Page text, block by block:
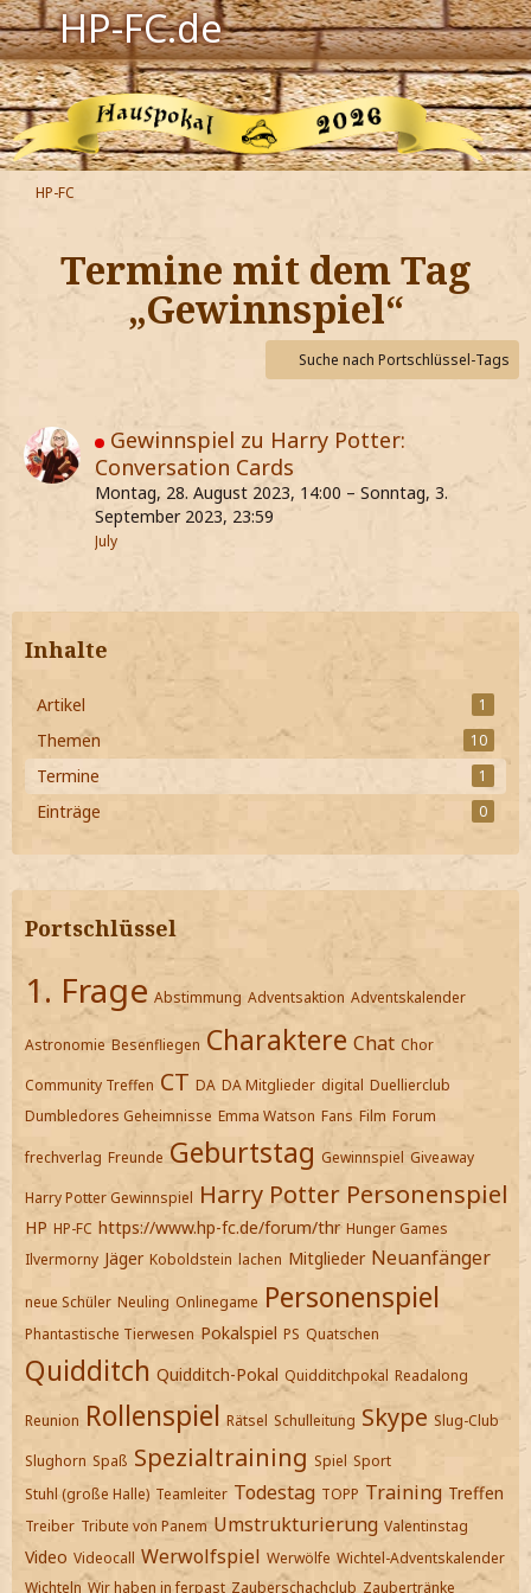
HP-FC.de
Navigation
Harry Potter
Der HP-FC
Hogwarts
Zauberwelt
Willkommen
Jetzt Fanclub-Mitglied werden!
HP-FC
Termine mit dem Tag
„Gewinnspiel“
Suche nach Portschlüssel-Tags
Gewinnspiel zu Harry Potter:
Conversation Cards
Montag, 28. August 2023, 14:00 – Sonntag, 3.
September 2023, 23:59
July
Inhalte
Artikel 1
Themen 10
Termine 1
Einträge 0
Portschlüssel
1. Frage Abstimmung Adventsaktion Adventskalender
Astronomie Besenfliegen Charaktere Chat Chor
Community Treffen CT DA DA Mitglieder digital Duellierclub
Dumbledores Geheimnisse Emma Watson Fans Film Forum
frechverlag Freunde Geburtstag Gewinnspiel Giveaway
Harry Potter Gewinnspiel Harry Potter Personenspiel
HP HP-FC https://www.hp-fc.de/forum/thr Hunger Games
Ilvermorny Jäger Koboldstein lachen Mitglieder Neuanfänger
neue Schüler Neuling Onlinegame Personenspiel
Phantastische Tierwesen Pokalspiel PS Quatschen
Quidditch Quidditch-Pokal Quidditchpokal Readalong
Reunion Rollenspiel Rätsel Schulleitung Skype Slug-Club
Slughorn Spaß Spezialtraining Spiel Sport
Stuhl (große Halle) Teamleiter Todestag TOPP Training Treffen
Treiber Tribute von Panem Umstrukturierung Valentinstag
Video Videocall Werwolfspiel Werwölfe Wichtel-Adventskalender
Wichteln Wir haben in ferpast Zauberschachclub Zaubertränke